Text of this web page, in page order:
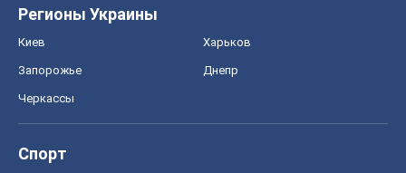
Регионы Украины
Киев Харьков
Запорожье Днепр
Черкассы
Спорт